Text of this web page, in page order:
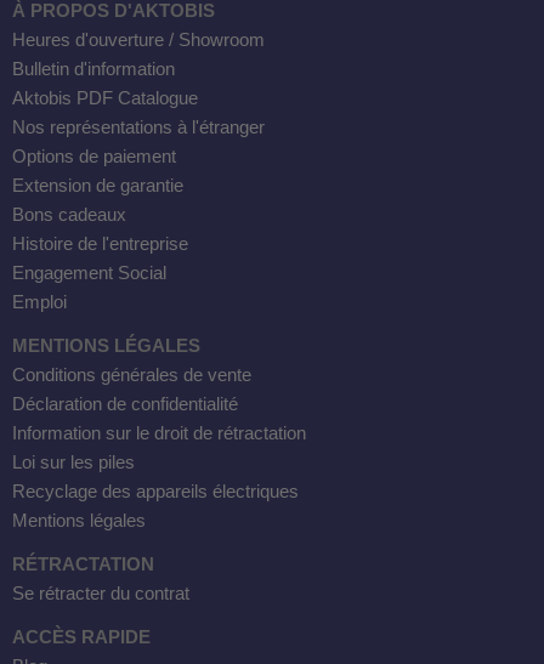
À PROPOS D'AKTOBIS
Heures d'ouverture / Showroom
Bulletin d'information
Aktobis PDF Catalogue
Nos représentations à l'étranger
Options de paiement
Extension de garantie
Bons cadeaux
Histoire de l'entreprise
Engagement Social
Emploi
MENTIONS LÉGALES
Conditions générales de vente
Déclaration de confidentialité
Information sur le droit de rétractation
Loi sur les piles
Recyclage des appareils électriques
Mentions légales
RÉTRACTATION
Se rétracter du contrat
ACCÈS RAPIDE